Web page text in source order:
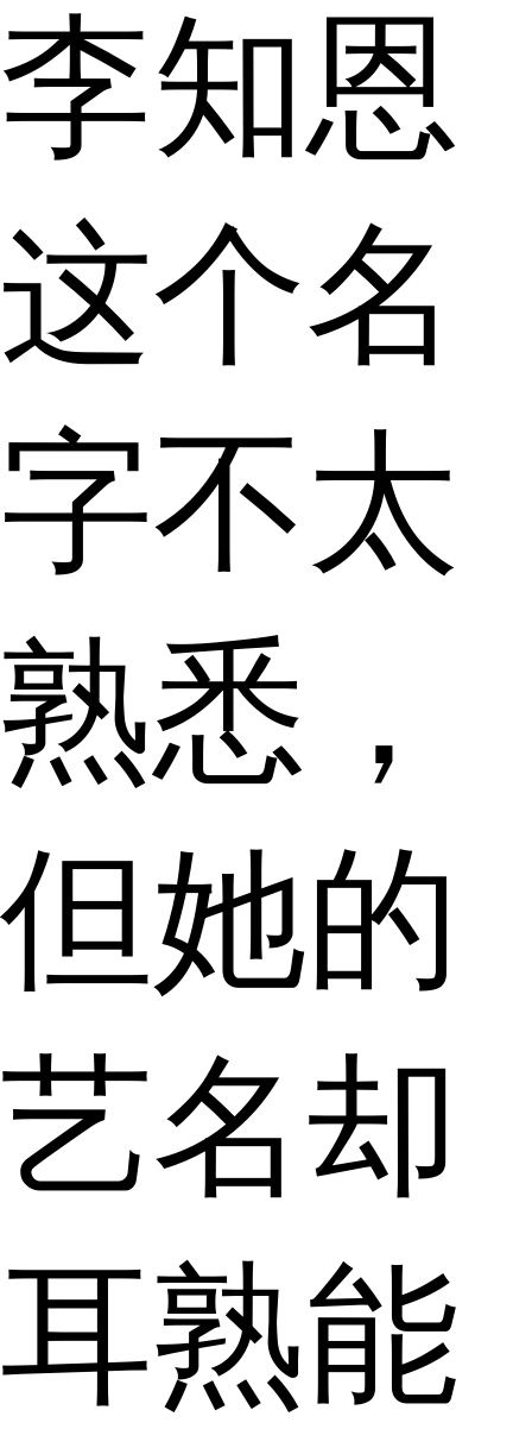
李知恩
这个名
字不太
熟悉，
但她的
艺名却
耳熟能